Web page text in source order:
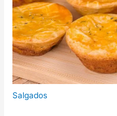
Salgados